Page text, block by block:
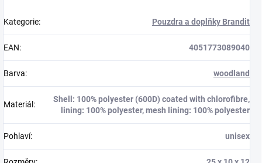
Kategorie: Pouzdra a doplňky Brandit
EAN: 4051773089040
Barva: woodland
Materiál :
Shell: 100% polyester (600D) coated with chlorofibre,
lining: 100% polyester, mesh lining: 100% polyester
Pohlaví: unisex